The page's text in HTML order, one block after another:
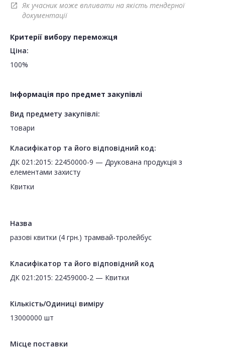
open_in_new
Як учасник може впливати на якість тендерної
документації
Критерії вибору переможця
Ціна:
100%
Інформація про предмет закупівлі
Вид предмету закупівлі:
товари
Класифікатор та його відповідний код:
ДК 021:2015: 22450000-9 — Друкована продукція з
елементами захисту
Квитки
Назва
разові квитки (4 грн.) трамвай-тролейбус
Класифікатор та його відповідний код
ДК 021:2015: 22459000-2 — Квитки
Кількість/Одиниці виміру
13000000 шт
Місце поставки